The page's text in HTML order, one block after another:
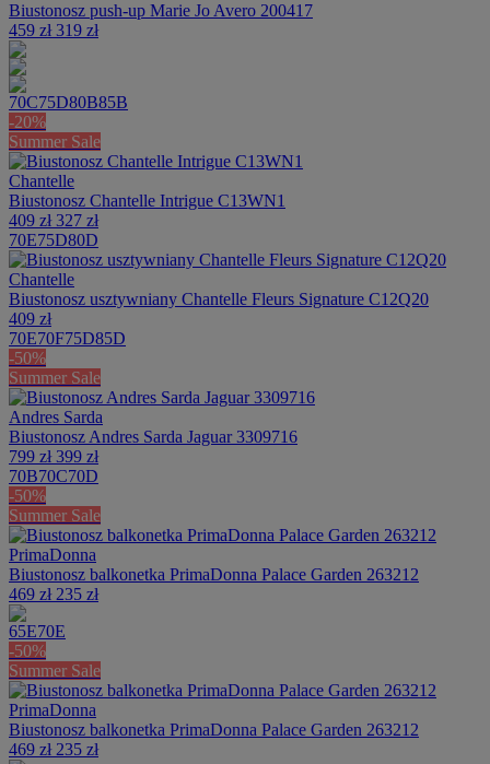
Biustonosz push-up Marie Jo Avero 200417
459 zł 319 zł
70C75D80B85B
-20%
Summer Sale
Chantelle
Biustonosz Chantelle Intrigue C13WN1
409 zł 327 zł
70E75D80D
Chantelle
Biustonosz usztywniany Chantelle Fleurs Signature C12Q20
409 zł
70E70F75D85D
-50%
Summer Sale
Andres Sarda
Biustonosz Andres Sarda Jaguar 3309716
799 zł 399 zł
70B70C70D
-50%
Summer Sale
PrimaDonna
Biustonosz balkonetka PrimaDonna Palace Garden 263212
469 zł 235 zł
65E70E
-50%
Summer Sale
PrimaDonna
Biustonosz balkonetka PrimaDonna Palace Garden 263212
469 zł 235 zł